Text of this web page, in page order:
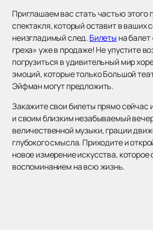
Приглашаем вас стать частью этого
спектакля, который оставит в ваших
неизгладимый след. Билеты на балет
греха» уже в продаже! Не упустите
погрузиться в удивительный мир
эмоций, которые только Большой
Эйфман могут предложить.
Закажите свои билеты прямо сейчас
и своим близким незабываемый
величественной музыки, грации
глубокого смысла. Приходите и
новое измерение искусства, которое
воспоминанием на всю жизнь.